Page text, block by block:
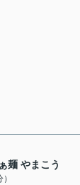
麺 やまこう